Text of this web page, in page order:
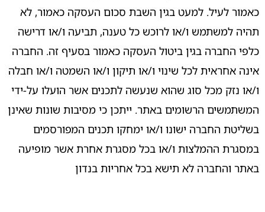
כאמור לעיל. למעט בגין השבת סכום העסקה כאמור, לא
תהיה למשתמש ו/או לרוכש כל טענה, תביעה ו/או דרישה
כלפי החברה בגין ביטול העסקה כאמור בסעיף זה. החברה
אינה אחראית לכל שינוי ו/או תיקון ו/או השמטה ו/או חבלה
ו/או נזק מכל סוג שהוא שנעשה לתכנים אשר הועלו על-ידי
המשתמשים הרשומים באתר. ייתכן כי מסיבות שונות שאינן
בשליטת החברה ישונו ו/או ימחקו תכנים המפורסמים
במסגרת ההמלצות ו/או בכל מסגרת אחרת אשר מופיעה
באתר והחברה לא תישא בכל אחריות בנדון